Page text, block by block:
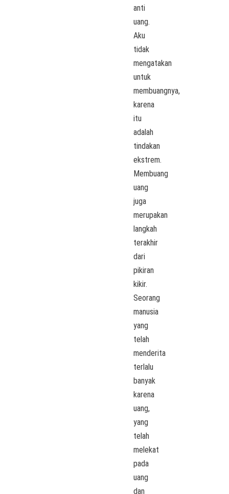
anti
uang.
Aku
tidak
mengatakan
untuk
membuangnya,
karena
itu
adalah
tindakan
ekstrem.
Membuang
uang
juga
merupakan
langkah
terakhir
dari
pikiran
kikir.
Seorang
manusia
yang
telah
menderita
terlalu
banyak
karena
uang,
yang
telah
melekat
pada
uang
dan